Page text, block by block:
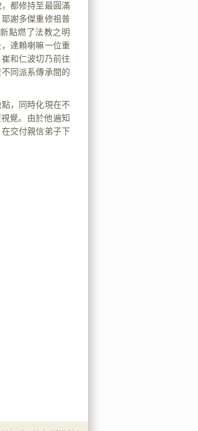
都修持至最圓滿
謝多傑重修祖普
點燃了法教之明
達賴喇嘛一位重
和仁波切乃前往
同派系傳承間的
，同時化現在不
覺。由於他遍知
交付親信弟子下